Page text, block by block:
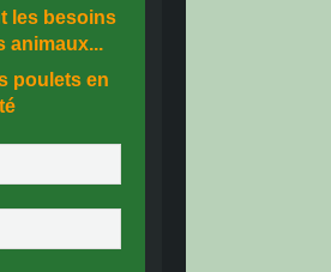
les besoins
animaux...
poulets en